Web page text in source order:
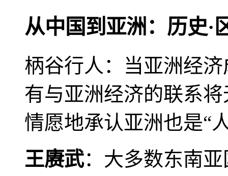
从中国到亚洲：历史·
柄谷行人：当亚洲经
有与亚洲经济的联系
情愿地承认亚洲也是“
王赓武：大多数东南